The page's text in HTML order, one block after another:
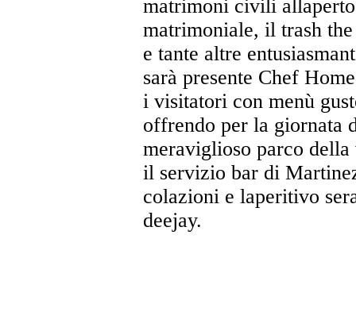
matrimoni civili
matrimoniale, il trash
e tante altre
sarà presente Chef
i visitatori con menù
offrendo per la giornata
meraviglioso parco
il servizio bar di
colazioni e laperitivo
deejay.